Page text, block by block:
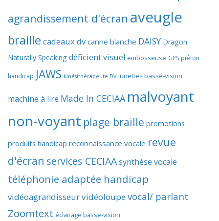
agrandissement d'écran aveugle
braille cadeaux dv canne blanche DAISY Dragon
Naturally Speaking déficient visuel embosseuse GPS piéton
handicap JAWS kinésithérapeute DV lunettes basse-vision
machine à lire Made In CECIAA malvoyant
non-voyant plage braille promotions
produits handicap reconnaissance vocale revue
d'écran services CECIAAsynthèse vocale
téléphonie adaptée handicap
vidéoagrandisseurvidéoloupevocal/ parlant
Zoomtext éclairage basse-vision